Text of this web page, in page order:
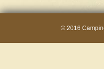
© 2016